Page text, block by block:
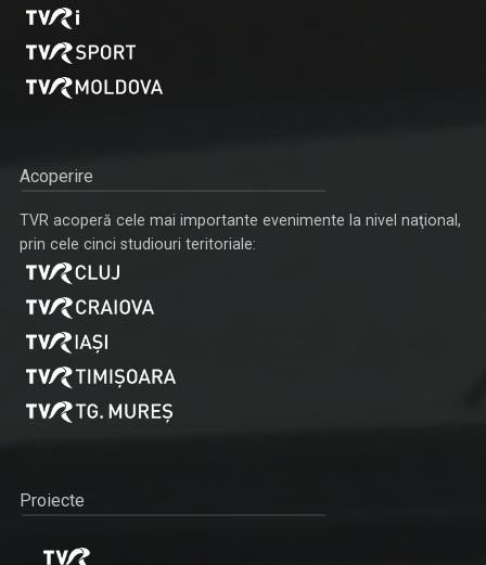
Acoperire
TVR acoperă cele mai importante evenimente la nivel naţional,
prin cele cinci studiouri teritoriale:
Proiecte